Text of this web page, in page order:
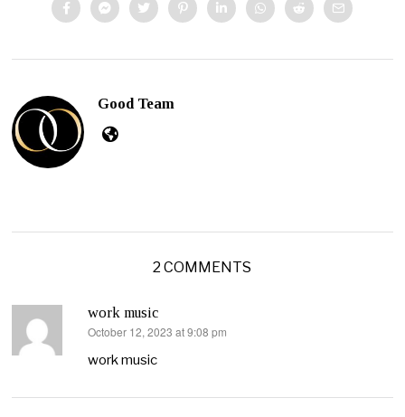
Good Team
2 COMMENTS
work music
says:
October 12, 2023 at 9:08 pm
work music